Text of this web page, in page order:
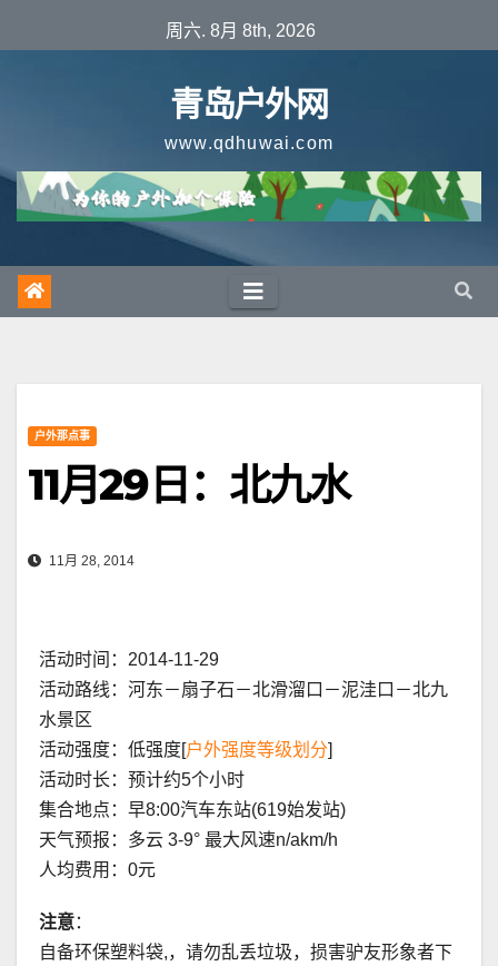
至
周六. 8月 8th, 2026
青岛户外网
www.qdhuwai.com
户外那点事
11月29日：北九水
11月 28, 2014
活动时间：2014-11-29
活动路线：河东－扇子石－北滑溜口－泥洼口－北九
水景区
活动强度：低强度[户外强度等级划分]
活动时长：预计约5个小时
集合地点：早8:00汽车东站(619始发站)
天气预报：多云 3-9° 最大风速n/akm/h
人均费用：0元
注意：
自备环保塑料袋,，请勿乱丢垃圾，损害驴友形象者下